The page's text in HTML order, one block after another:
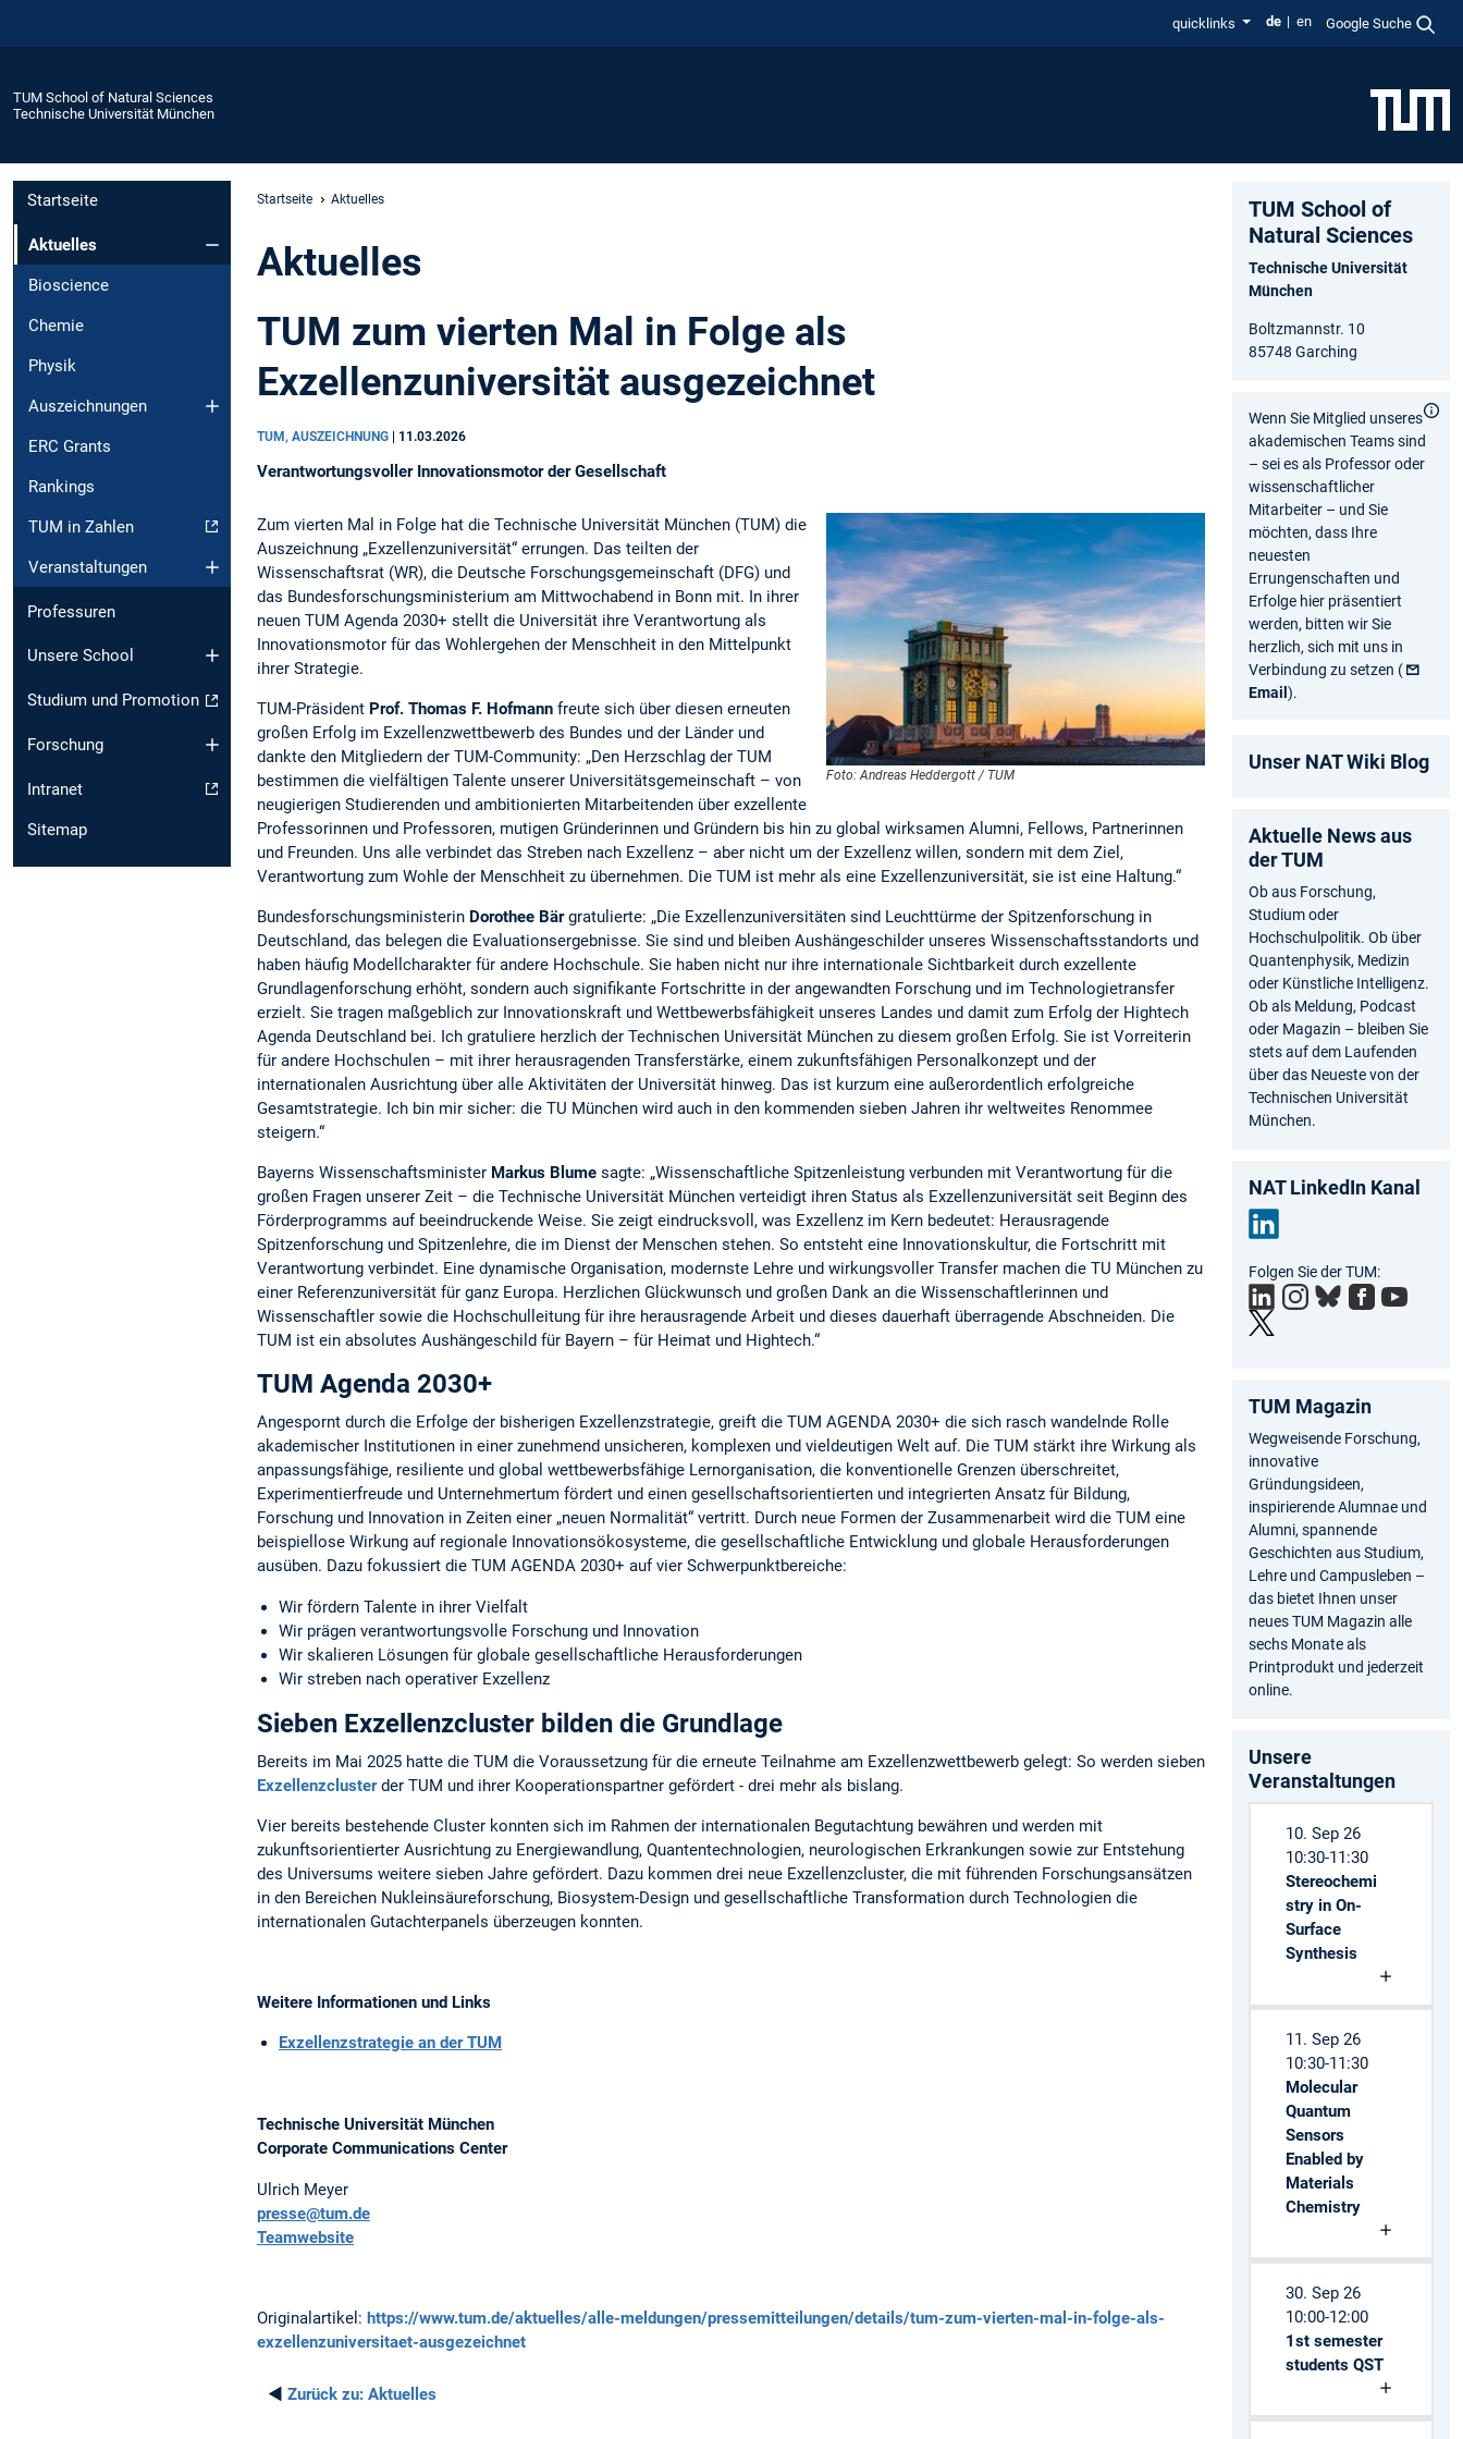
quicklinks de en Google Suche
TUM School of Natural Sciences
Technische Universität München
Startseite
Aktuelles
Bioscience
Chemie
Physik
Auszeichnungen
ERC Grants
Rankings
TUM in Zahlen
Veranstaltungen
Professuren
Unsere School
Studium und Promotion
Forschung
Intranet
Sitemap
Startseite Aktuelles
Aktuelles
TUM zum vierten Mal in Folge als
Exzellenzuniversität ausgezeichnet
TUM, AUSZEICHNUNG | 11.03.2026
Verantwortungsvoller Innovationsmotor der Gesellschaft
Foto: Andreas Heddergott / TUM
Zum vierten Mal in Folge hat die Technische Universität München (TUM) die
Auszeichnung „Exzellenzuniversität“ errungen. Das teilten der
Wissenschaftsrat (WR), die Deutsche Forschungsgemeinschaft (DFG) und
das Bundesforschungsministerium am Mittwochabend in Bonn mit. In ihrer
neuen TUM Agenda 2030+ stellt die Universität ihre Verantwortung als
Innovationsmotor für das Wohlergehen der Menschheit in den Mittelpunkt
ihrer Strategie.
TUM-Präsident Prof. Thomas F. Hofmann freute sich über diesen erneuten
großen Erfolg im Exzellenzwettbewerb des Bundes und der Länder und
dankte den Mitgliedern der TUM-Community: „Den Herzschlag der TUM
bestimmen die vielfältigen Talente unserer Universitätsgemeinschaft – von
neugierigen Studierenden und ambitionierten Mitarbeitenden über exzellente
Professorinnen und Professoren, mutigen Gründerinnen und Gründern bis hin zu global wirksamen Alumni, Fellows, Partnerinnen
und Freunden. Uns alle verbindet das Streben nach Exzellenz – aber nicht um der Exzellenz willen, sondern mit dem Ziel,
Verantwortung zum Wohle der Menschheit zu übernehmen. Die TUM ist mehr als eine Exzellenzuniversität, sie ist eine Haltung.“
Bundesforschungsministerin Dorothee Bärgratulierte: „Die Exzellenzuniversitäten sind Leuchttürme der Spitzenforschung in
Deutschland, das belegen die Evaluationsergebnisse. Sie sind und bleiben Aushängeschilder unseres Wissenschaftsstandorts und
haben häufig Modellcharakter für andere Hochschule. Sie haben nicht nur ihre internationale Sichtbarkeit durch exzellente
Grundlagenforschung erhöht, sondern auch signifikante Fortschritte in der angewandten Forschung und im Technologietransfer
erzielt. Sie tragen maßgeblich zur Innovationskraft und Wettbewerbsfähigkeit unseres Landes und damit zum Erfolg der Hightech
Agenda Deutschland bei. Ich gratuliere herzlich der Technischen Universität München zu diesem großen Erfolg. Sie ist Vorreiterin
für andere Hochschulen – mit ihrer herausragenden Transferstärke, einem zukunftsfähigen Personalkonzept und der
internationalen Ausrichtung über alle Aktivitäten der Universität hinweg. Das ist kurzum eine außerordentlich erfolgreiche
Gesamtstrategie. Ich bin mir sicher: die TU München wird auch in den kommenden sieben Jahren ihr weltweites Renommee
steigern.“
Bayerns Wissenschaftsminister Markus Blume sagte: „Wissenschaftliche Spitzenleistung verbunden mit Verantwortung für die
großen Fragen unserer Zeit – die Technische Universität München verteidigt ihren Status als Exzellenzuniversität seit Beginn des
Förderprogramms auf beeindruckende Weise. Sie zeigt eindrucksvoll, was Exzellenz im Kern bedeutet: Herausragende
Spitzenforschung und Spitzenlehre, die im Dienst der Menschen stehen. So entsteht eine Innovationskultur, die Fortschritt mit
Verantwortung verbindet. Eine dynamische Organisation, modernste Lehre und wirkungsvoller Transfer machen die TU München zu
einer Referenzuniversität für ganz Europa. Herzlichen Glückwunsch und großen Dank an die Wissenschaftlerinnen und
Wissenschaftler sowie die Hochschulleitung für ihre herausragende Arbeit und dieses dauerhaft überragende Abschneiden. Die
TUM ist ein absolutes Aushängeschild für Bayern – für Heimat und Hightech.“
TUM Agenda 2030+
Angespornt durch die Erfolge der bisherigen Exzellenzstrategie, greift die TUM AGENDA 2030+ die sich rasch wandelnde Rolle
akademischer Institutionen in einer zunehmend unsicheren, komplexen und vieldeutigen Welt auf. Die TUM stärkt ihre Wirkung als
anpassungsfähige, resiliente und global wettbewerbsfähige Lernorganisation, die konventionelle Grenzen überschreitet,
Experimentierfreude und Unternehmertum fördert und einen gesellschaftsorientierten und integrierten Ansatz für Bildung,
Forschung und Innovation in Zeiten einer „neuen Normalität“ vertritt. Durch neue Formen der Zusammenarbeit wird die TUM eine
beispiellose Wirkung auf regionale Innovationsökosysteme, die gesellschaftliche Entwicklung und globale Herausforderungen
ausüben. Dazu fokussiert die TUM AGENDA 2030+ auf vier Schwerpunktbereiche:
Wir fördern Talente in ihrer Vielfalt
Wir prägen verantwortungsvolle Forschung und Innovation
Wir skalieren Lösungen für globale gesellschaftliche Herausforderungen
Wir streben nach operativer Exzellenz
Sieben Exzellenzcluster bilden die Grundlage
Bereits im Mai 2025 hatte die TUM die Voraussetzung für die erneute Teilnahme am Exzellenzwettbewerb gelegt: So werden sieben
Exzellenzclusterder TUM und ihrer Kooperationspartner gefördert - drei mehr als bislang.
Vier bereits bestehende Cluster konnten sich im Rahmen der internationalen Begutachtung bewähren und werden mit
zukunftsorientierter Ausrichtung zu Energiewandlung, Quantentechnologien, neurologischen Erkrankungen sowie zur Entstehung
des Universums weitere sieben Jahre gefördert. Dazu kommen drei neue Exzellenzcluster, die mit führenden Forschungsansätzen
in den Bereichen Nukleinsäureforschung, Biosystem-Design und gesellschaftliche Transformation durch Technologien die
internationalen Gutachterpanels überzeugen konnten.
Weitere Informationen und Links
Exzellenzstrategie an der TUM
Technische Universität München
Corporate Communications Center
Ulrich Meyer
presse@tum.de
Teamwebsite
Originalartikel: https://www.tum.de/aktuelles/alle-meldungen/pressemitteilungen/details/tum-zum-vierten-mal-in-folge-als-
exzellenzuniversitaet-ausgezeichnet
◄ Zurück zu: Aktuelles
TUM School of
Natural Sciences
Technische Universität
München
Boltzmannstr. 10
85748 Garching
Wenn Sie Mitglied unseres
akademischen Teams sind
– sei es als Professor oder
wissenschaftlicher
Mitarbeiter – und Sie
möchten, dass Ihre
neuesten
Errungenschaften und
Erfolge hier präsentiert
werden, bitten wir Sie
herzlich, sich mit uns in
Verbindung zu setzen (
Email ).
Unser NAT Wiki Blog
Aktuelle News aus
der TUM
Ob aus Forschung,
Studium oder
Hochschulpolitik. Ob über
Quantenphysik, Medizin
oder Künstliche Intelligenz.
Ob als Meldung, Podcast
oder Magazin – bleiben Sie
stets auf dem Laufenden
über das Neueste von der
Technischen Universität
München.
NAT LinkedIn Kanal
edIn
Folgen Sie der TUM:
TUM Magazin
Wegweisende Forschung,
innovative
Gründungsideen,
inspirierende Alumnae und
Alumni, spannende
Geschichten aus Studium,
Lehre und Campusleben –
das bietet Ihnen unser
neues TUM Magazin alle
sechs Monate als
Printprodukt und jederzeit
online.
Unsere
Veranstaltungen
10. Sep 26
10:30-11:30
Stereochemi
stry in On-
Surface
Synthesis
11. Sep 26
10:30-11:30
Molecular
Quantum
Sensors
Enabled by
Materials
Chemistry
30. Sep 26
10:00-12:00
1st semester
students QST